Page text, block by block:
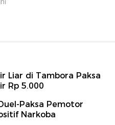
Liar di Tambora Paksa
Rp 5.000
Paksa Pemotor
Narkoba